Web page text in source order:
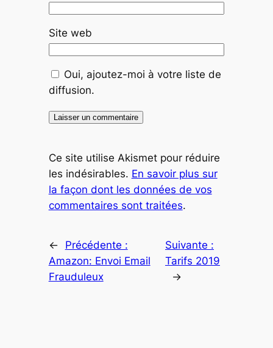
Site web
Oui, ajoutez-moi à votre liste de
diffusion.
Ce site utilise Akismet pour réduire
les indésirables. En savoir plus sur
la façon dont les données de vos
commentaires sont traitées.
←
Précédente :
Amazon: Envoi Email
Frauduleux
Suivante :
Tarifs 2019
→